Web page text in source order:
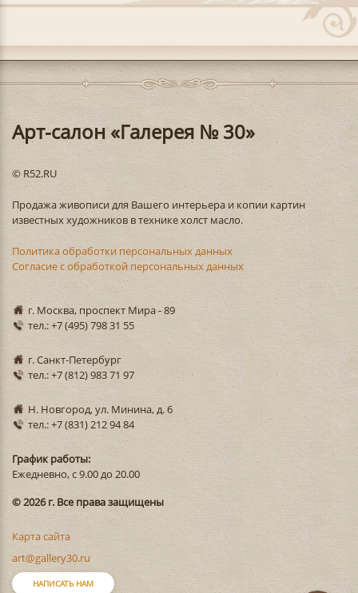
Арт-салон «Галерея № 30»
© R52.RU
Продажа живописи для Вашего интерьера и копии картин
известных художников в технике холст масло.
Политика обработки персональных данных
Согласие с обработкой персональных данных
г. Москва, проспект Мира - 89
тел.: +7 (495) 798 31 55
г. Санкт-Петербург
тел.: +7 (812) 983 71 97
Н. Новгород, ул. Минина, д. 6
тел.: +7 (831) 212 94 84
График работы:
Ежедневно, с 9.00 до 20.00
© 2026 г. Все права защищены
Карта сайта
art@gallery30.ru
НАПИСАТЬ НАМ